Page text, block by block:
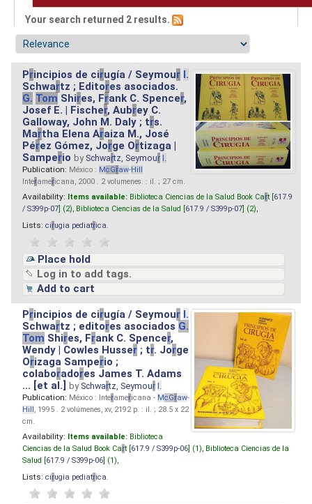
Your search returned 2 results.
Principios de cirugía / Seymour I.
Schwartz ; Editores asociados.
G. Tom Shires, Frank C. Spencer,
Josef E. | Fischer, Aubrey C.
Galloway, John M. Daly ; trs.
Martha Elena Araiza M., José
Pérez Gómez, Jorge Ortizaga |
Samperio by Schwartz, Seymour I.
Publication: México : McGraw-Hill
Interamericana, 2000 . 2 volumenes. : il. ; 27 cm.
Availability: Items available: Biblioteca Ciencias de la Salud Book Cart [ 617.9
/ S399p-07 ] (2), Biblioteca Ciencias de la Salud [ 617.9 / S399p-07 ] (2),
Lists: cirugia pediatrica
Place hold
Log in to add tags.
Add to cart
Principios de cirugía / Seymour I.
Schwartz ; editores asociados G.
Tom Shires, Frank C. Spencer,
Wendy | Cowles Husser ; tr. Jorge
Orizaga Samperio ;
colaboradores James T. Adams
... [et al.]by Schwartz, Seymour I.
Publication: México : Interamericana - McGraw-
Hill, 1995 . 2 volúmenes, xv, 2192 p. : il. ; 28.5 x 22
cm.
Availability: Items available: Biblioteca
Ciencias de la Salud Book Cart [ 617.9 / S399p-06 ] (1), Biblioteca Ciencias de la
Salud [ 617.9 / S399p-06 ] (1),
Lists: cirugia pediatrica